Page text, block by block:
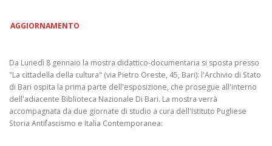
AGGIORNAMENTO
Da Lunedì 8 gennaio la mostra didattico-documentaria si sposta presso
"La cittadella della cultura" (via Pietro Oreste, 45, Bari): l'Archivio di Stato
di Bari ospita la prima parte dell'esposizione, che prosegue all'interno
dell'adiacente Biblioteca Nazionale Di Bari. La mostra verrà
accompagnata da due giornate di studio a cura dell'Istituto Pugliese
Storia Antifascismo e Italia Contemporanea: